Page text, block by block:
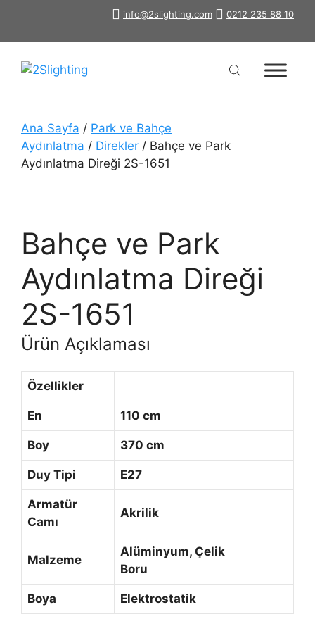
info@2slighting.com 0212 235 88 10
Ana Sayfa / Park ve Bahçe
Aydınlatma / Direkler / Bahçe ve Park
Aydınlatma Direği 2S-1651
Bahçe ve Park
Aydınlatma Direği
2S-1651
Ürün Açıklaması
Özellikler
En 110 cm
Boy 370 cm
Duy Tipi E27
Armatür
Camı
Akrilik
Malzeme
Alüminyum, Çelik
Boru
Boya Elektrostatik